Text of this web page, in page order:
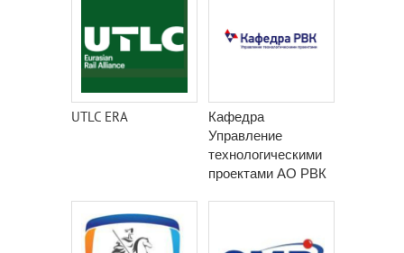
UTLC ERA
Кафедра
Управление
технологическими
проектами АО РВК